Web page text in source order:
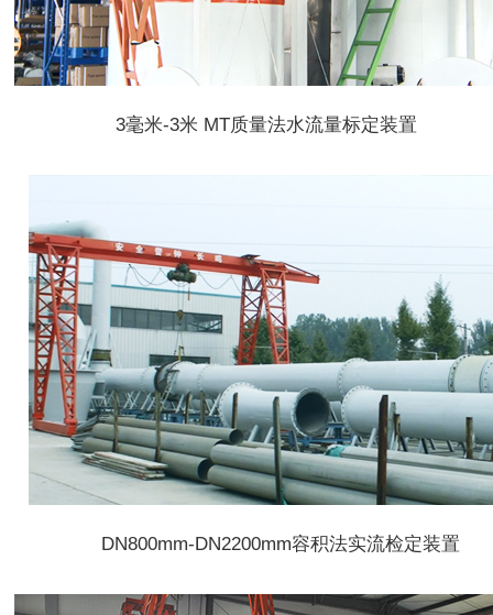
3毫米-3米 MT质量法水流量标定装置
DN800mm-DN2200mm容积法实流检定装置